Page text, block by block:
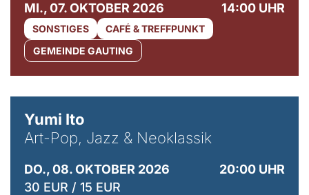
MI., 07. OKTOBER 2026 14:00 UHR
SONSTIGES
CAFÉ & TREFFPUNKT
GEMEINDE GAUTING
Yumi Ito
Art-Pop, Jazz & Neoklassik
DO., 08. OKTOBER 2026
20:00 UHR
30 EUR / 15 EUR